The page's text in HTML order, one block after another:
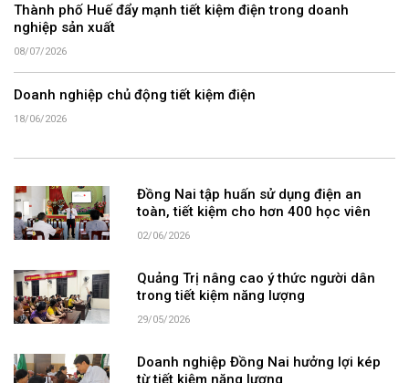
Thành phố Huế đẩy mạnh tiết kiệm điện trong doanh
nghiệp sản xuất
08/07/2026
Doanh nghiệp chủ động tiết kiệm điện
18/06/2026
Đồng Nai tập huấn sử dụng điện an
toàn, tiết kiệm cho hơn 400 học viên
02/06/2026
Quảng Trị nâng cao ý thức người dân
trong tiết kiệm năng lượng
29/05/2026
Doanh nghiệp Đồng Nai hưởng lợi kép